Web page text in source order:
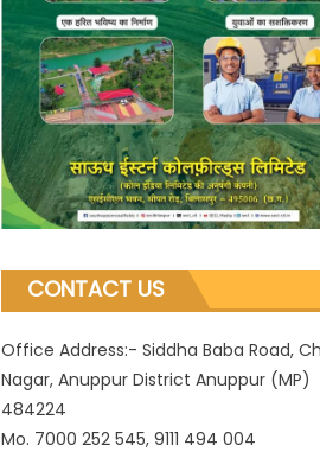
CONTACT US
Office Address:- Siddha Baba Road,
Nagar, Anuppur District Anuppur (MP)
484224
Mo. 7000 252 545, 9111 494 004